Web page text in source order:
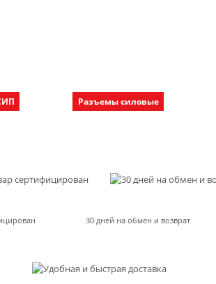
Разъемы силовые
30 дней на обмен и возврат